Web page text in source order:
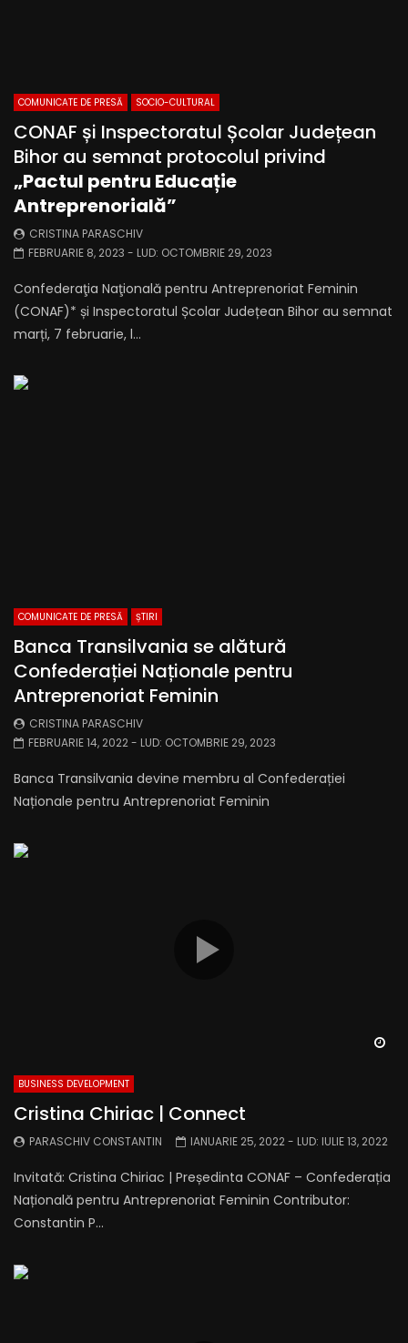
COMUNICATE DE PRESĂ SOCIO-CULTURAL
CONAF și Inspectoratul Școlar Județean
Bihor au semnat protocolul privind
„Pactul pentru Educație
Antreprenorială”
CRISTINA PARASCHIV
FEBRUARIE 8, 2023 - LUD: OCTOMBRIE 29, 2023
Confederaţia Naţională pentru Antreprenoriat Feminin
(CONAF)* și Inspectoratul Școlar Județean Bihor au semnat
marți, 7 februarie, l...
COMUNICATE DE PRESĂ ȘTIRI
Banca Transilvania se alătură
Confederației Naționale pentru
Antreprenoriat Feminin
CRISTINA PARASCHIV
FEBRUARIE 14, 2022- LUD: OCTOMBRIE 29, 2023
Banca Transilvania devine membru al Confederației
Naționale pentru Antreprenoriat Feminin
BUSINESS DEVELOPMENT
Cristina Chiriac | Connect
PARASCHIV CONSTANTIN IANUARIE 25, 2022- LUD: IULIE 13, 2022
Invitată: Cristina Chiriac | Președinta CONAF – Confederația
Națională pentru Antreprenoriat Feminin Contributor:
Constantin P...